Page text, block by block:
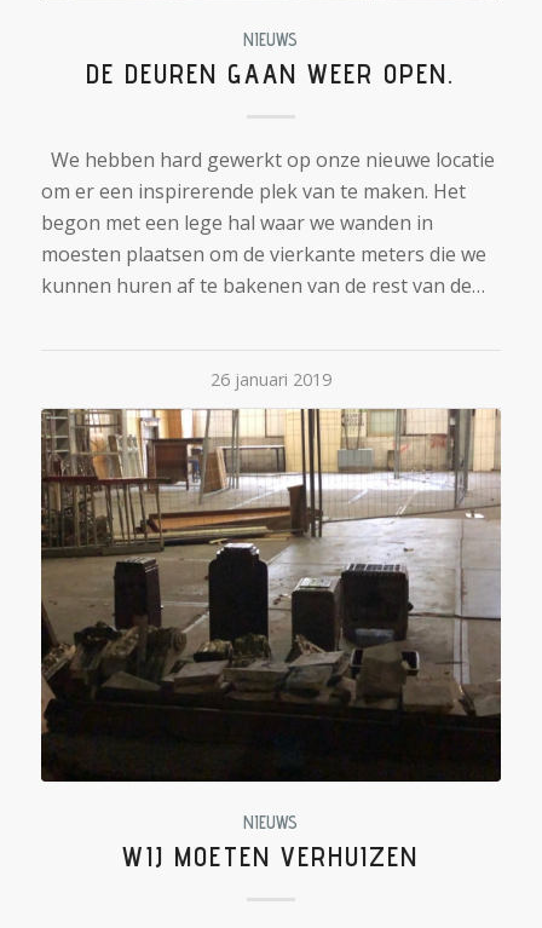
NIEUWS
DE DEUREN GAAN WEER OPEN.
We hebben hard gewerkt op onze nieuwe locatie
om er een inspirerende plek van te maken. Het
begon met een lege hal waar we wanden in
moesten plaatsen om de vierkante meters die we
kunnen huren af te bakenen van de rest van de…
26 januari 2019
NIEUWS
WIJ MOETEN VERHUIZEN